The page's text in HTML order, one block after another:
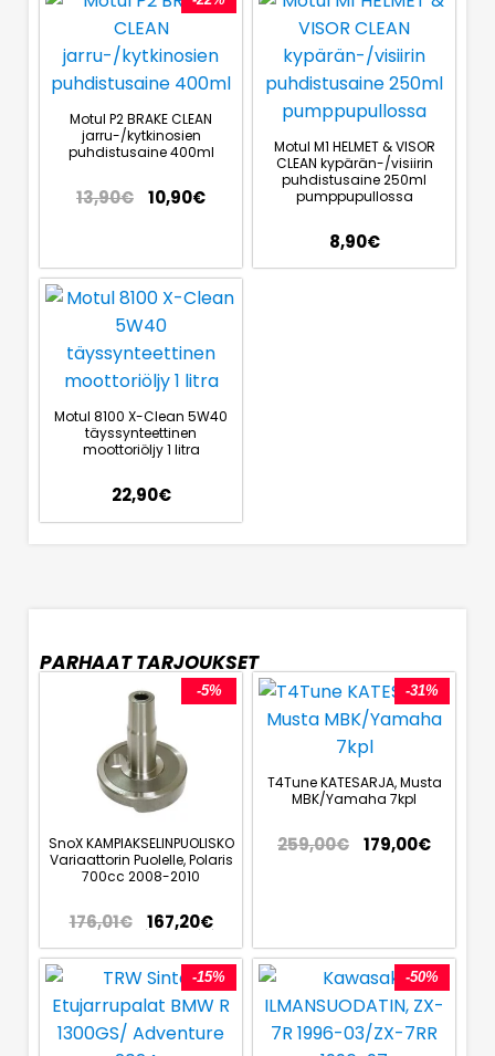
Motul P2 BRAKE CLEAN
jarru-/kytkinosien
puhdistusaine 400ml
13,90€ 10,90€
Motul M1 HELMET & VISOR
CLEAN kypärän-/visiirin
puhdistusaine 250ml
pumppupullossa
8,90€
Motul 8100 X-Clean 5W40
täyssynteettinen
moottoriöljy 1 litra
22,90€
PARHAAT TARJOUKSET
-5%
SnoX KAMPIAKSELINPUOLISKO
Variaattorin Puolelle, Polaris
700cc 2008-2010
176,01€ 167,20€
-31%
T4Tune KATESARJA, Musta
MBK/Yamaha 7kpl
259,00€ 179,00€
-15% -50%